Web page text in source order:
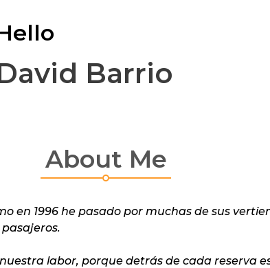
Barrio
About Me
en 1996 he pasado por muchas de sus
labor, porque detrásde cada reserva